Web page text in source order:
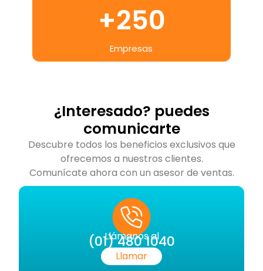
Empresas
+250
¿Interesado? puedes
comunicarte
Descubre todos los beneficios exclusivos que
ofrecemos a nuestros clientes.
Comunícate ahora con un asesor de ventas.
Llámanos al
(01) 480 1040
Llamar